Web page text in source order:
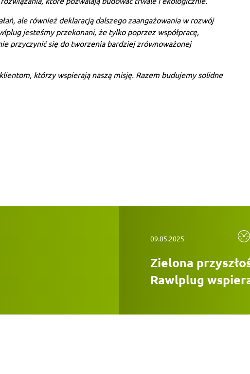
ale również deklaracją dalszego zaangażowania w rozwój
jesteśmy przekonani, że tylko poprzez współpracę,
przyczynić się do tworzenia bardziej zrównoważonej
którzy wspierają naszą misję. Razem budujemy solidne
09.05.2025
Zielona
Rawlplug